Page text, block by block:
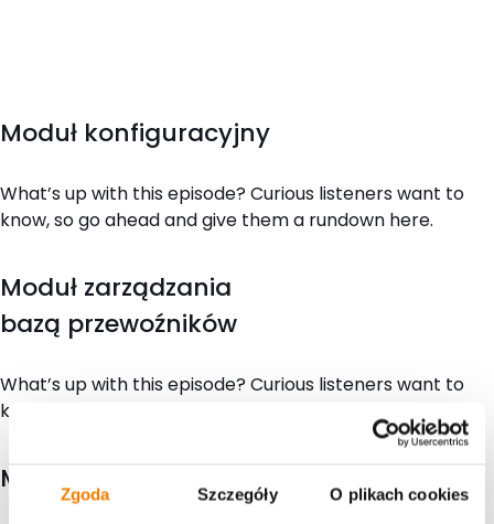
Zgoda Szczegóły O plikach cookies
Moduł konfiguracyjny
What’s up with this episode? Curious listeners want to
know, so go ahead and give them a rundown here.
Moduł zarządzania
bazą przewoźników
What’s up with this episode? Curious listeners want to
know, so go ahead and give them a rundown here.
Moduł aukcji transportowych